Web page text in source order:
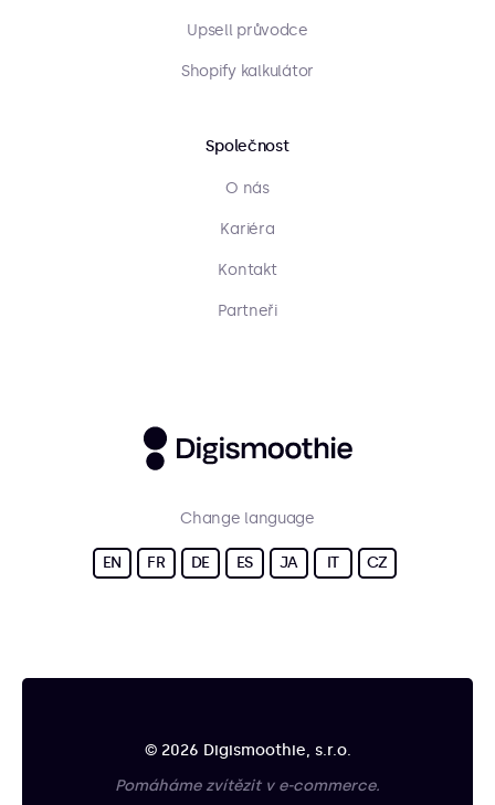
Upsell průvodce
Shopify kalkulátor
Společnost
O nás
Kariéra
Kontakt
Partneři
Change language
EN FR DE ES JA IT CZ
© 2026 Digismoothie, s.r.o.
Pomáháme zvítězit v e-commerce.